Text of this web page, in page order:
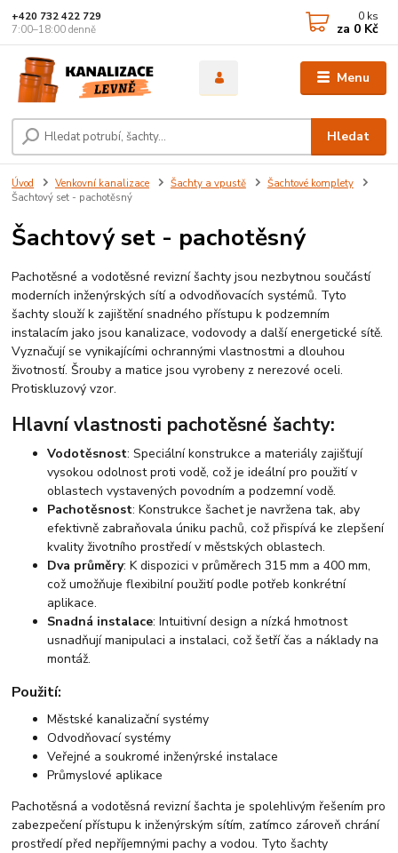
Menu
Hledat
+420 732 422 729
7:00–18:00 denně
0 ks
za 0 Kč
Úvod Venkovní kanalizace Šachty a vpustě
Šachtové komplety
Šachtový set - pachotěsný
Šachtový set - pachotěsný
Pachotěsné a vodotěsné revizní šachty jsou nezbytnou součástí
moderních inženýrských sítí a odvodňovacích systémů. Tyto
šachty slouží k zajištění snadného přístupu k podzemním
instalacím jako jsou kanalizace, vodovody a další energetické sítě.
Vyznačují se vynikajícími ochrannými vlastnostmi a dlouhou
životností. Šrouby a matice jsou vyrobeny z nerezové oceli.
Protiskluzový vzor.
Hlavní vlastnosti pachotěsné šachty:
Vodotěsnost: Speciální konstrukce a materiály zajišťují
vysokou odolnost proti vodě, což je ideální pro použití v
oblastech vystavených povodním a podzemní vodě.
Pachotěsnost: Konstrukce šachet je navržena tak, aby
efektivně zabraňovala úniku pachů, což přispívá ke zlepšení
kvality životního prostředí v městských oblastech.
Dva průměry: K dispozici v průměrech 315 mm a 400 mm,
což umožňuje flexibilní použití podle potřeb konkrétní
aplikace.
Snadná instalace: Intuitivní design a nízká hmotnost
usnadňují manipulaci a instalaci, což šetří čas a náklady na
montáž.
Použití:
Městské kanalizační systémy
Odvodňovací systémy
Veřejné a soukromé inženýrské instalace
Průmyslové aplikace
Pachotěsná a vodotěsná revizní šachta je spolehlivým řešením pro
zabezpečení přístupu k inženýrským sítím, zatímco zároveň chrání
prostředí před nepříjemnými pachy a vodou. Tyto šachty